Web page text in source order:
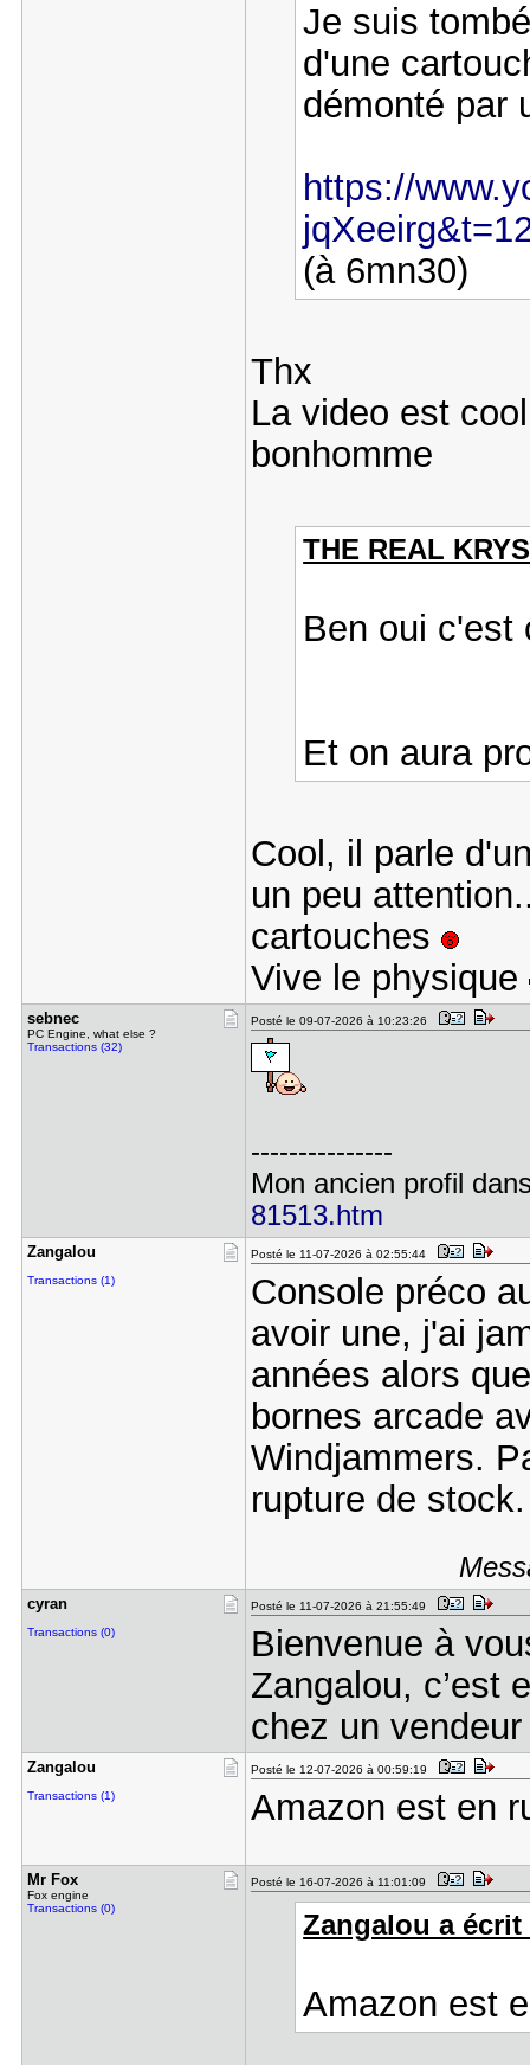
Je suis
d'une
démonté par
https://
(à 6mn30)
Thx
La video est
bonhomme
THE REAL
Ben oui c'est
Et on aura
Cool, il parle
un peu
cartouches
Vive le physique
sebnec
PC Engine, what else ?
Transactions (32)
Posté le 09-07-2026 à 10:23:26
---------------
Mon ancien profil
81513.htm
Zangalou
Transactions (1)
Posté le 11-07-2026 à 02:55:44
Console préco
avoir une, j'ai
années alors
bornes arcade
Windjammers.
rupture de stock.
cyran
Transactions (0)
Posté le 11-07-2026 à 21:55:49
Bienvenue à
Zangalou, c’est
chez un
Zangalou
Transactions (1)
Posté le 12-07-2026 à 00:59:19
Amazon est en
Mr Fox
Fox engine
Transactions (0)
Posté le 16-07-2026 à 11:01:09
Zangalou a écrit
Amazon est